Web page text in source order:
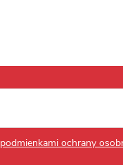
podmienkami ochrany